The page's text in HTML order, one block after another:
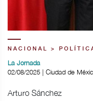
NACIONAL >
La Jornada
02/08/2025 | Ciudad de
Arturo Sánchez